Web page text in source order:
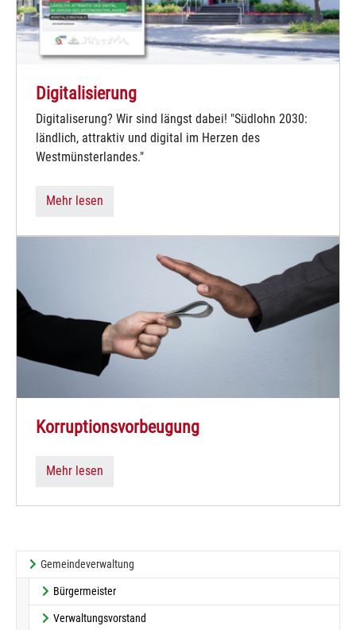
Digitalisierung
Digitaliserung? Wir sind längst dabei! "Südlohn 2030:
ländlich, attraktiv und digital im Herzen des
Westmünsterlandes."
Mehr lesen
Korruptionsvorbeugung
Mehr lesen
Gemeindeverwaltung
Bürgermeister
Verwaltungsvorstand